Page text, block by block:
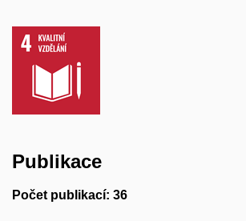
Publikace
Počet publikací: 36